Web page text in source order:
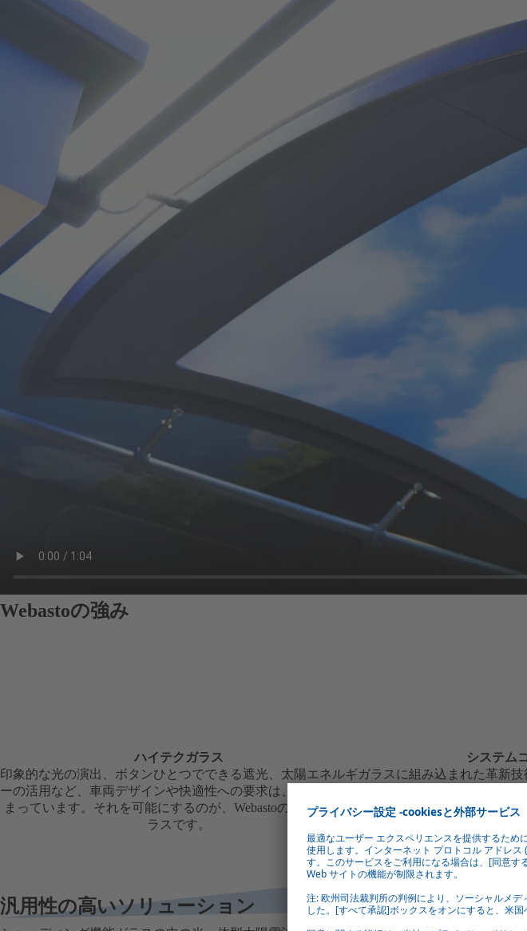
Webastoの強み
ハイテクガラス
印象的な光の演出、ボタンひとつでできる遮光、太陽エネルギ
ーの活用など、車両デザインや快適性への要求は、ますます高
まっています。それを可能にするのが、Webastoのハイテクガ
ラスです。
システム
ガラスに組み込まれた革新
み込ん
汎用性の高いソリューション